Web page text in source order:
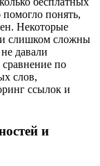
понять,
Некоторые
слишком сложны
давали
сравнение по
слов,
ссылок и
и